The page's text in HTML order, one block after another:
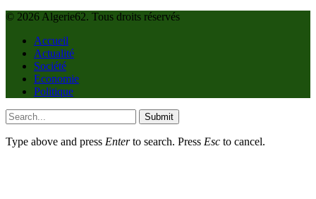
© 2026 Algerie62. Tous droits réservés
Accueil
Actualité
Société
Economie
Politique
Submit
Type above and press Enterto search. Press Esc to cancel.